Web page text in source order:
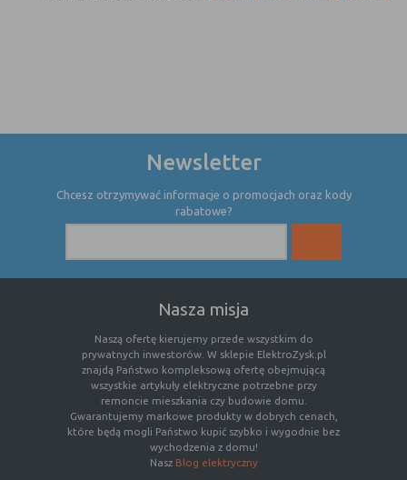
Newsletter
Chcesz otrzymywać informacje o promocjach oraz kody
rabatowe?
Nasza misja
Naszą ofertę kierujemy przede wszystkim do
prywatnych inwestorów. W sklepie ElektroZysk.pl
znajdą Państwo kompleksową ofertę obejmującą
wszystkie artykuły elektryczne potrzebne przy
remoncie mieszkania czy budowie domu.
Gwarantujemy markowe produkty w dobrych cenach,
które będą mogli Państwo kupić szybko i wygodnie bez
wychodzenia z domu!
Nasz Blog elektryczny